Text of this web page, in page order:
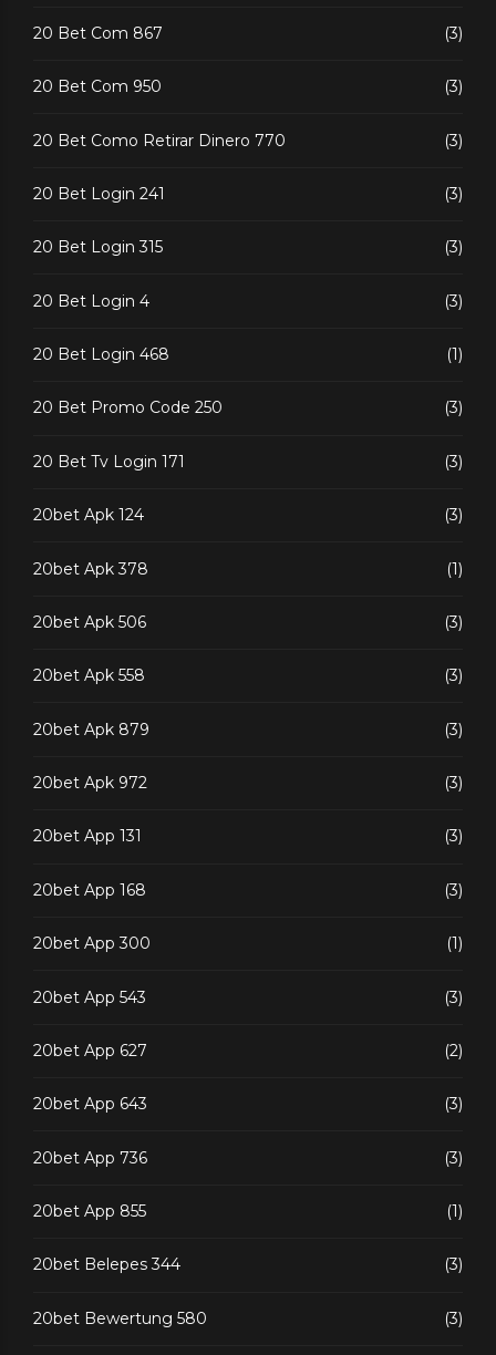
20 Bet Com 867 (3)
20 Bet Com 950 (3)
20 Bet Como Retirar Dinero 770 (3)
20 Bet Login 241 (3)
20 Bet Login 315 (3)
20 Bet Login 4 (3)
20 Bet Login 468 (1)
20 Bet Promo Code 250 (3)
20 Bet Tv Login 171 (3)
20bet Apk 124 (3)
20bet Apk 378 (1)
20bet Apk 506 (3)
20bet Apk 558 (3)
20bet Apk 879 (3)
20bet Apk 972 (3)
20bet App 131 (3)
20bet App 168 (3)
20bet App 300 (1)
20bet App 543 (3)
20bet App 627 (2)
20bet App 643 (3)
20bet App 736 (3)
20bet App 855 (1)
20bet Belepes 344 (3)
20bet Bewertung 580 (3)